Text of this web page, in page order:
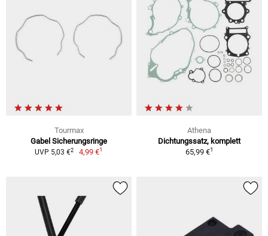
Tourmax
Gabel Sicherungsringe
UVP 5,03 €2 4,99 €1
Athena
Dichtungssatz, komplett
65,99 €1